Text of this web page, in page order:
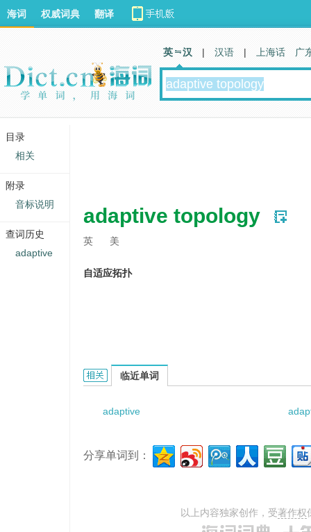
adaptive topology
英 美
自适应拓扑
adaptive topology的相关资料：
临近单词
adaptive
分享单词到：
以上内容独家创作，受著作权
海词 权威词典 翻译
英 汉 | 汉语 | 上海话 广
目录
相关
附录
音标说明
查词历史
adaptive